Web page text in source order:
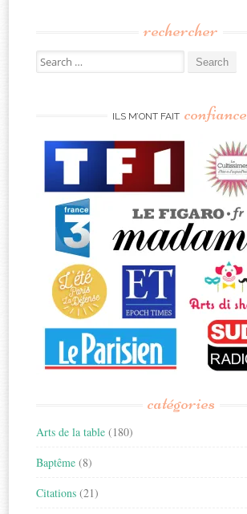
rechercher
Search
for:
ILS M’ONT FAIT confiance
catégories
Arts de la table (180)
Baptême (8)
Citations (21)